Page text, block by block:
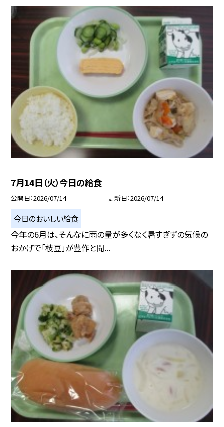
7月14日（火）今日の給食
公開日 2026/07/14 更新日 2026/07/14
今日のおいしい給食
今年の6月は、そんなに雨の量が多くなく暑すぎずの気候の
おかげで「枝豆」が豊作と聞...